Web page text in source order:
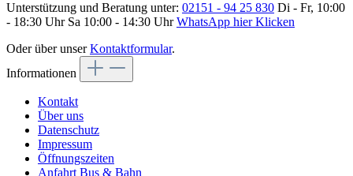
Unterstützung und Beratung unter: 02151 - 94 25 830 Di - Fr, 10:00
- 18:30 Uhr Sa 10:00 - 14:30 UhrWhatsApp hier Klicken
Oder über unserKontaktformular.
Informationen
Kontakt
Über uns
Datenschutz
Impressum
Öffnungszeiten
Anfahrt Bus & Bahn